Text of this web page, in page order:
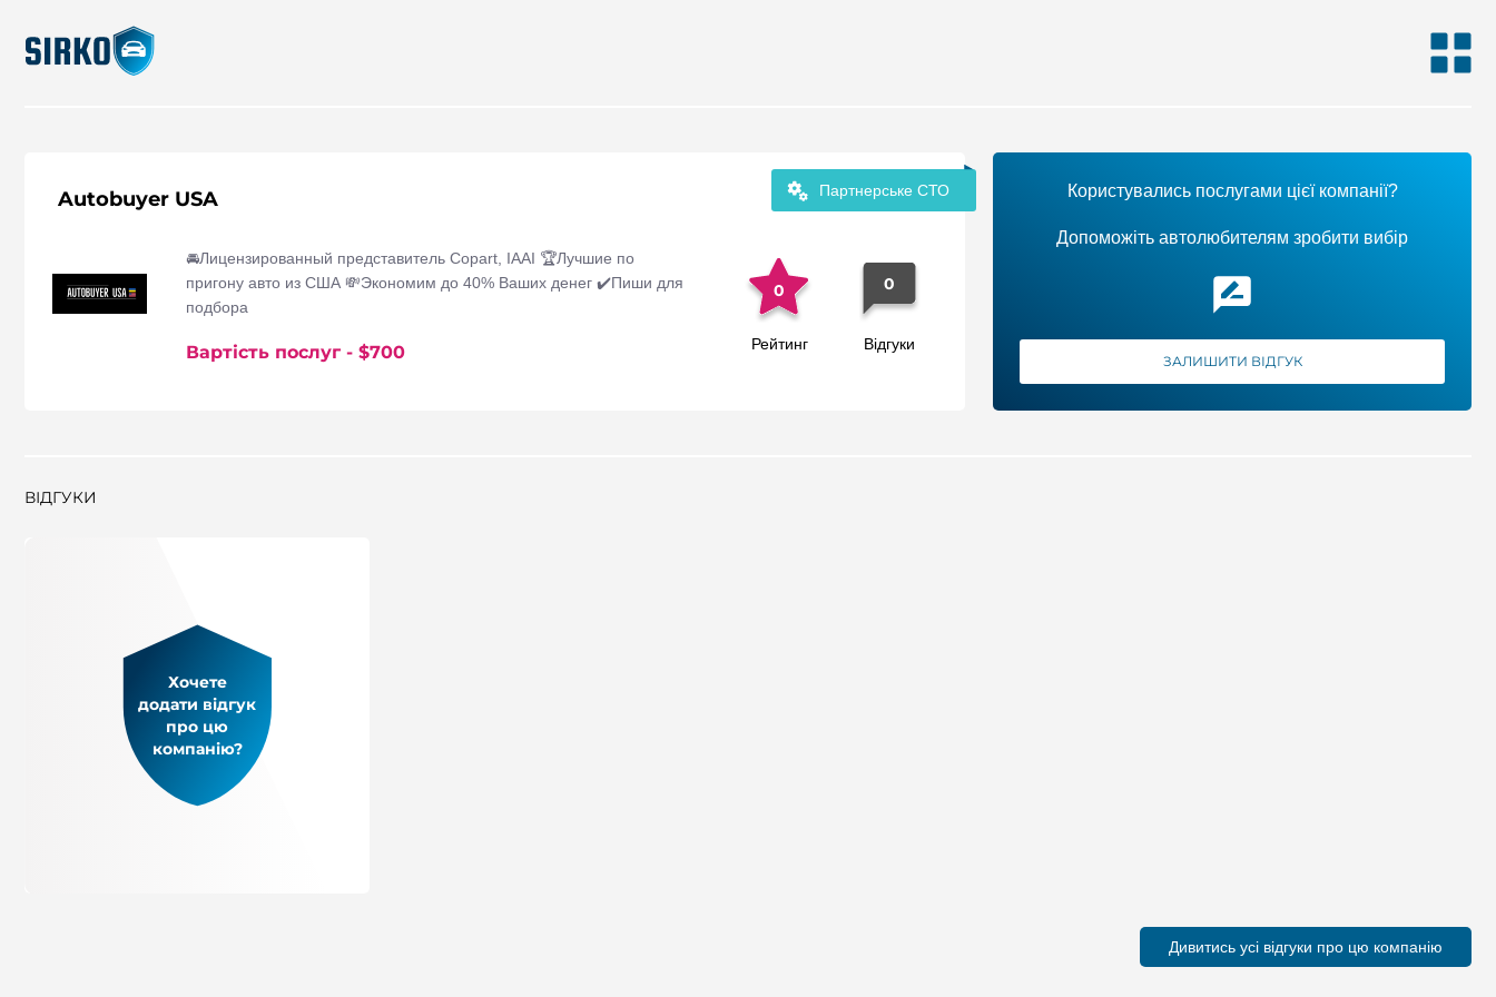
Партнерське СТО
Autobuyer USA
🚘Лицензированный представитель Copart, IAAI 🏆Лучшие по
пригону авто из США 💸Экономим до 40% Ваших денег ✔️Пиши для
подбора
Вартість послуг - $700
0
Рейтинг
0
Відгуки
Користувались послугами цієї компанії?
Допоможіть автолюбителям зробити вибір
ЗАЛИШИТИ ВІДГУК
ВІДГУКИ
Хочете
додати відгук
про цю
компанію?
Дивитись усі відгуки про цю компанію